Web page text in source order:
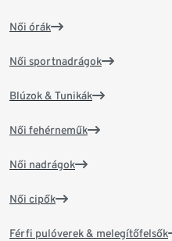
Női órák
Női sportnadrágok
Blúzok & Tunikák
Női fehérneműk
Női nadrágok
Női cipők
Férfi pulóverek & melegítőfelsők